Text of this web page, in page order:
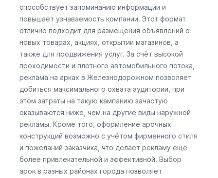
способствует запоминанию информации и
повышает узнаваемость компании. Этот формат
отлично подходит для размещения объявлений о
новых товарах, акциях, открытии магазинов, а
также для продвижения услуг. За счёт высокой
проходимости и плотного автомобильного потока,
реклама на арках в Железнодорожном позволяет
добиться максимального охвата аудитории, при
этом затраты на такую кампанию зачастую
оказываются ниже, чем на другие виды наружной
рекламы. Кроме того, оформление арочных
конструкций возможно с учётом фирменного стиля
и пожеланий заказчика, что делает рекламу ещё
более привлекательной и эффективной. Выбор
арок в разных районах города позволяет